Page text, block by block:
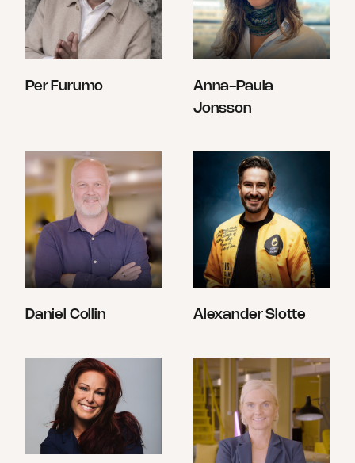
Per Furumo
Anna-Paula
Jonsson
Daniel Collin Alexander Slotte